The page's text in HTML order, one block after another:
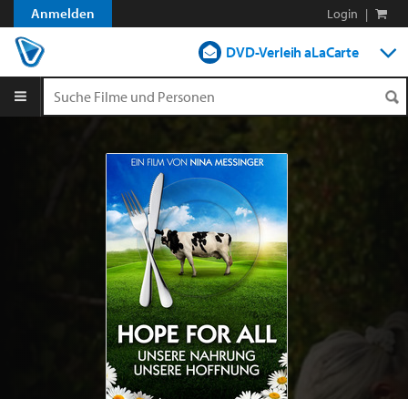
Anmelden Login |
DVD-Verleih aLaCarte
Streamen
Blog